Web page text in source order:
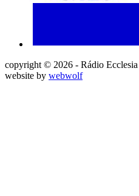
copyright © 2026 - Rádio Ecclesia
website by webwolf